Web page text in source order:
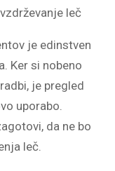
leč
je edinstven
Ker si nobeno
je pregled
uporabo.
da ne bo
leč.